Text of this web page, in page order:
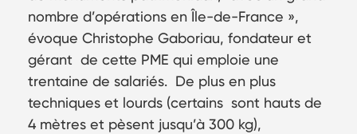
nombre d’opérations en Île-de-France »,
évoque Christophe Gaboriau, fondateur et
gérant de cette PME qui emploie une
trentaine de salariés. De plus en plus
techniques et lourds (certains sont hauts de
4 mètres et pèsent jusqu’à 300 kg),